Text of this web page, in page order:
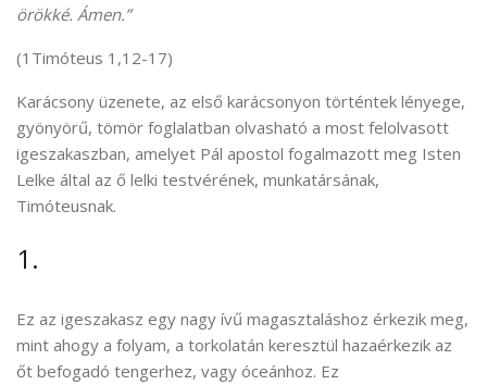
örökké. Ámen.”
(1Timóteus 1,12-17)
Karácsony üzenete, az első karácsonyon történtek lényege,
gyönyörű, tömör foglalatban olvasható a most felolvasott
igeszakaszban, amelyet Pál apostol fogalmazott meg Isten
Lelke által az ő lelki testvérének, munkatársának,
Timóteusnak.
1.
Ez az igeszakasz egy nagy ívű magasztaláshoz érkezik meg,
mint ahogy a folyam, a torkolatán keresztül hazaérkezik az
őt befogadó tengerhez, vagy óceánhoz. Ez